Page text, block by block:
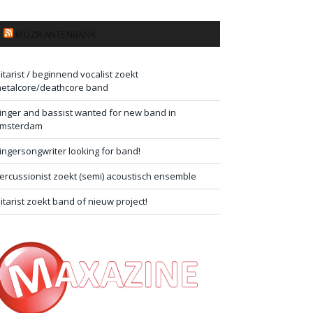
/ beginnend vocalist zoekt
deathcore band
and bassist wanted for new band in
looking for band!
zoekt (semi) acoustisch ensemble
zoekt band of nieuw project!